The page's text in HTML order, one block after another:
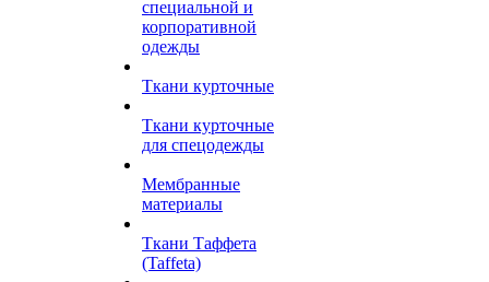
специальной и
корпоративной
одежды
Ткани курточные
Ткани курточные
для спецодежды
Мембранные
материалы
Ткани Таффета
(Taffeta)